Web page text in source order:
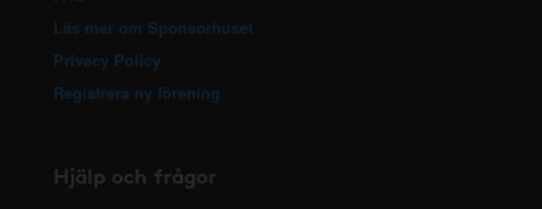
Läs mer om Sponsorhuset
Privacy Policy
Registrera ny förening
Hjälp och frågor